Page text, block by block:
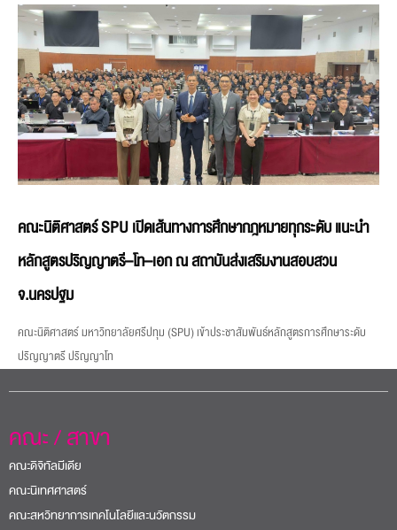
คณะนิติศาสตร์ SPU เปิดเส้นทางการศึกษากฎหมายทุกระดับ แนะนำ
หลักสูตรปริญญาตรี–โท–เอก ณ สถาบันส่งเสริมงานสอบสวน
จ.นครปฐม
คณะนิติศาสตร์ มหาวิทยาลัยศรีปทุม (SPU) เข้าประชาสัมพันธ์หลักสูตรการศึกษาระดับ
ปริญญาตรี ปริญญาโท
คณะ / สาขา
คณะดิจิทัลมีเดีย
คณะนิเทศศาสตร์
คณะสหวิทยาการเทคโนโลยีและนวัตกรรม